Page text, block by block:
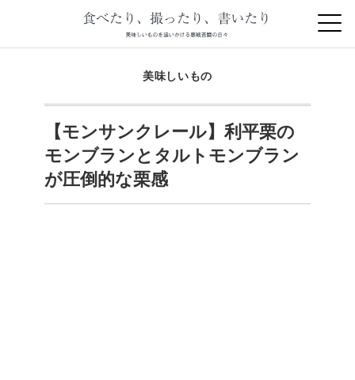
美味しいもの
【モンサンクレール】利平栗の
モンブランとタルトモンブラン
が圧倒的な栗感